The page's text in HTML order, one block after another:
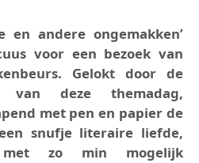
en andere ongemakken’
voor een bezoek van
Gelokt door de
van deze themadag,
met pen en papier de
snufje literaire liefde,
zo min mogelijk